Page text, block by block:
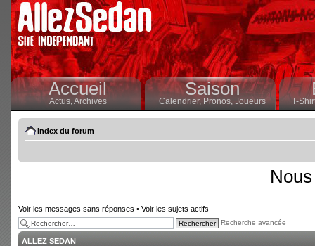
Accueil
Actus,Archives
Saison
Calendrier,Pronos, Joueurs T-
Index du forum
Voir les messages sans réponses • Voir les sujets actifs
Recherche avancée
ALLEZ SEDAN